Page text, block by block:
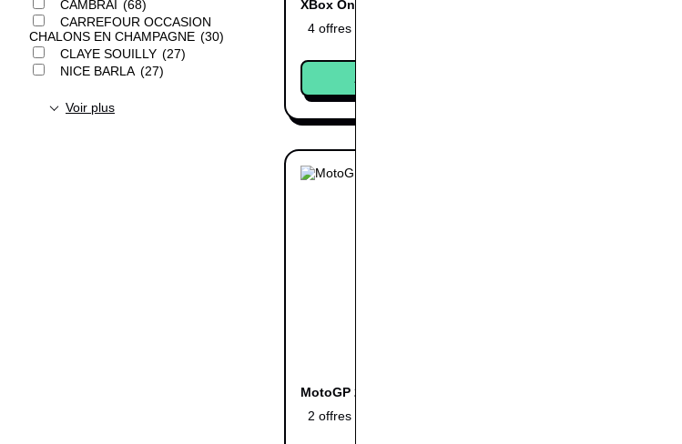
CAMBRAI
68
CARREFOUR OCCASION
CHALONS EN CHAMPAGNE
30
CLAYE SOUILLY
27
NICE BARLA
27
Voir plus
XBox One
4 offres
Acheter
MotoGP 21 - XBox Serie X
2 offres